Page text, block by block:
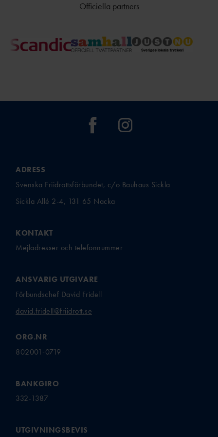
Officiella partners
ADRESS
Svenska Friidrottsförbundet, c/o Bauhaus Sickla
Sickla Allé 2-4, 131 65 Nacka
KONTAKT
Mejladresser och telefonnummer
ANSVARIG UTGIVARE
Förbundschef David Fridell
david.fridell@friidrott.se
ORG.NR
802001-0719
BANKGIRO
332-1387
UTGIVNINGSBEVIS